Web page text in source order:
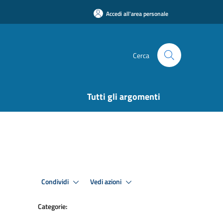
Accedi all'area personale
Cerca
Tutti gli argomenti
Condividi Vedi azioni
Categorie: